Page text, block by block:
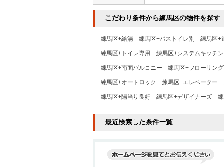
こだわり条件から練馬区の物件を探す
練馬区+給湯 練馬区+バストイレ別 練馬区+
練馬区+トイレ専用 練馬区+システムキッチン
練馬区+南面バルコニー 練馬区+フローリング
練馬区+オートロック 練馬区+エレベーター
練馬区+陽当り良好 練馬区+デザイナーズ
最近検索した条件一覧